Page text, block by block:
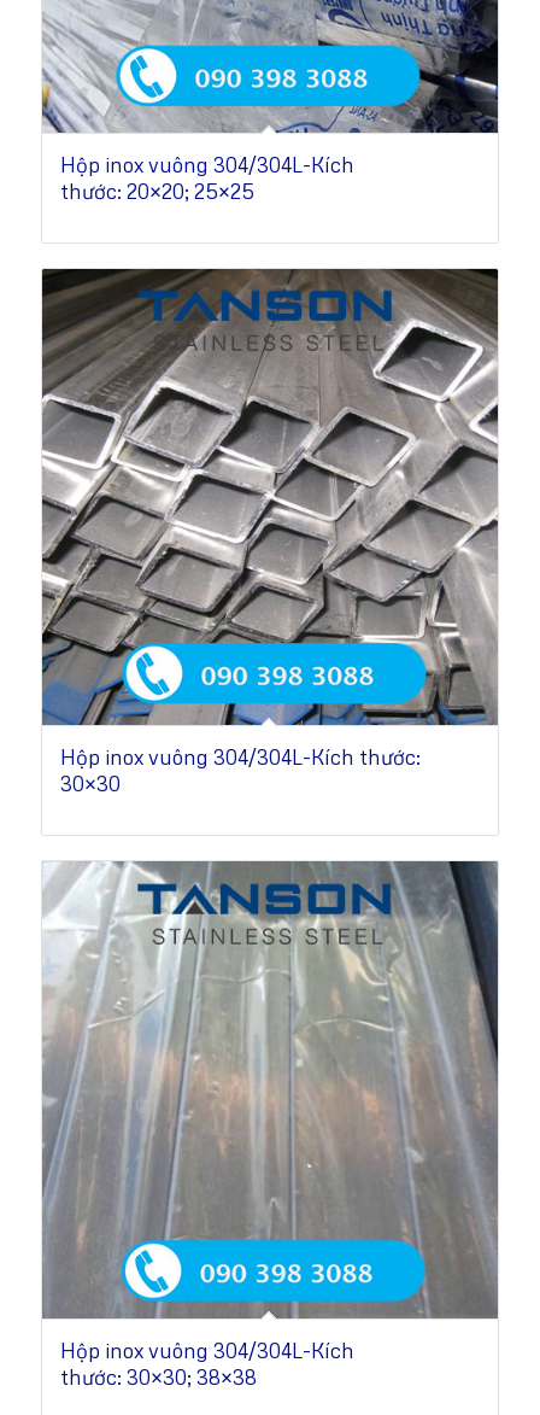
Hộp inox vuông 304/304L-Kích
thước: 20×20; 25×25
Hộp inox vuông 304/304L-Kích thước:
30×30
Hộp inox vuông 304/304L-Kích
thước: 30×30; 38×38